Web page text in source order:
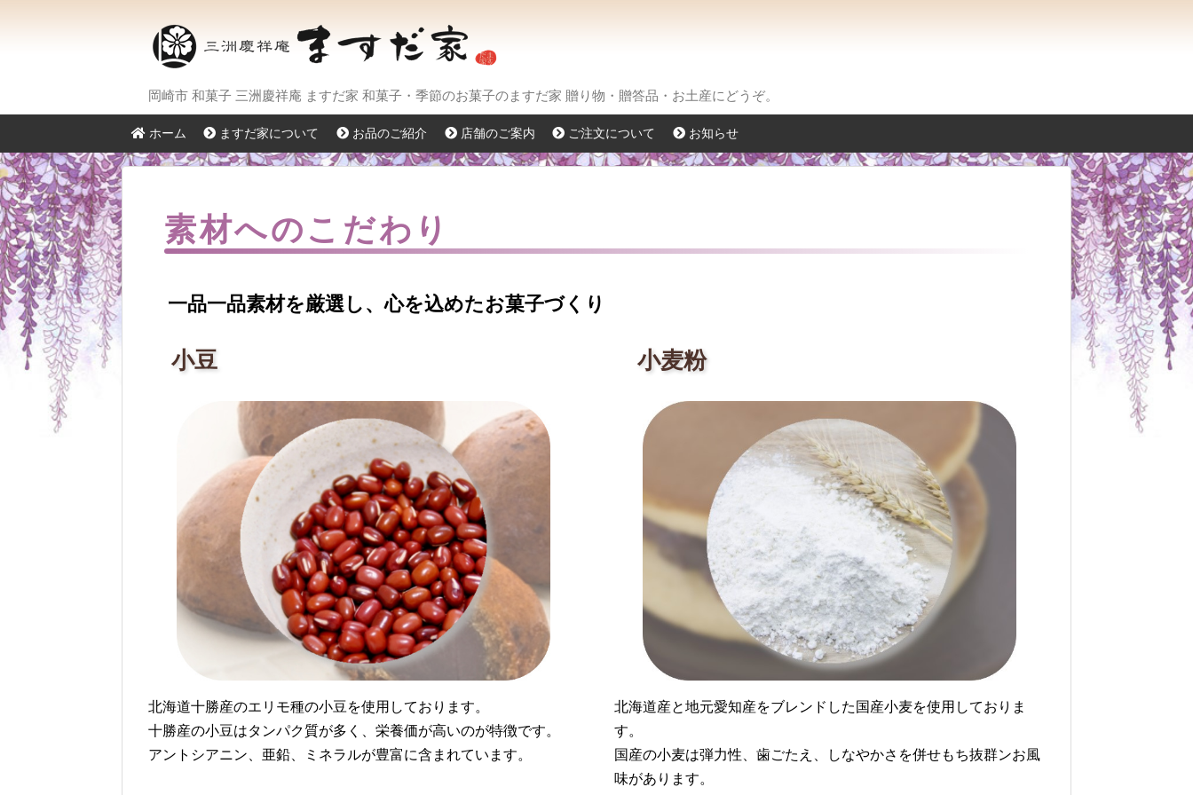
岡崎市 和菓子 三洲慶祥庵 ますだ家 和菓子・季節のお菓子のますだ家 贈り物・贈答品・お土産にどうぞ。
ホーム ますだ家について お品のご紹介 店舗のご案内 ご注文について お知らせ
素材へのこだわり
一品一品素材を厳選し、心を込めたお菓子づくり
小豆
北海道十勝産のエリモ種の小豆を使用しております。
十勝産の小豆はタンパク質が多く、栄養価が高いのが特徴です。
アントシアニン、亜鉛、ミネラルが豊富に含まれています。
小麦粉
北海道産と地元愛知産をブレンドした国産小麦を使用しておりま
す。
国産の小麦は弾力性、歯ごたえ、しなやかさを併せもち抜群ンお風
味があります。